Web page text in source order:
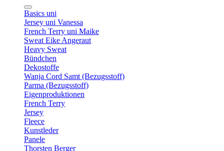
Basics uni
Jersey uni Vanessa
French Terry uni Maike
Sweat Eike Angeraut
Heavy Sweat
Bündchen
Dekostoffe
Wanja Cord Samt (Bezugsstoff)
Parma (Bezugsstoff)
Eigenproduktionen
French Terry
Jersey
Fleece
Kunstleder
Panele
Thorsten Berger